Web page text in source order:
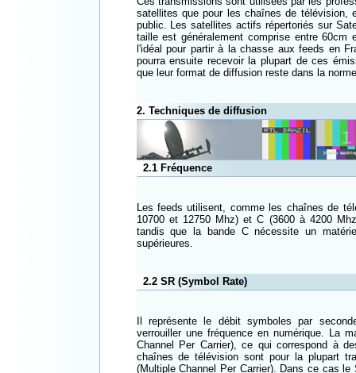
satellites que pour les chaînes de télévision,
public. Les satellites actifs répertoriés sur
taille est généralement comprise entre 60cm
l'idéal pour partir à la chasse aux feeds en
pourra ensuite recevoir la plupart de ces
que leur format de diffusion reste dans la
2. Techniques de diffusion
2.1 Fréquence
Les feeds utilisent, comme les chaînes de
10700 et 12750 Mhz) et C (3600 à 4200
tandis que la bande C nécessite un
supérieures.
2.2 SR (Symbol Rate)
Il représente le débit symboles par
verrouiller une fréquence en numérique. La
Channel Per Carrier), ce qui correspond à
chaînes de télévision sont pour la plupart
(Multiple Channel Per Carrier). Dans ce cas